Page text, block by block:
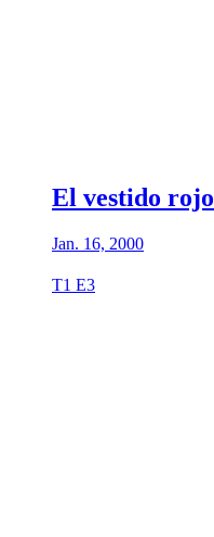
El vestido rojo
Jan. 16, 2000
T1 E3